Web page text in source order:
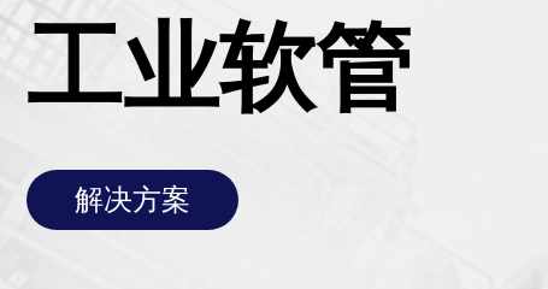
工业软管
解决方案